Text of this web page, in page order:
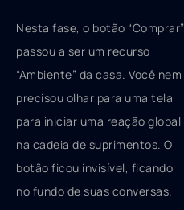
Nesta fase, o botão “Comprar”
passou a ser um recurso
“Ambiente” da casa. Você nem
precisou olhar para uma tela
para iniciar uma reação global
na cadeia de suprimentos. O
botão ficou invisível, ficando
no fundo de suas conversas.